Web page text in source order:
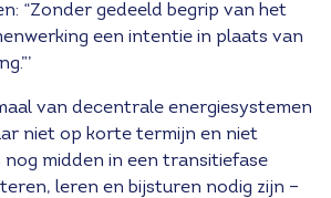
“Zonder gedeeld begrip van het
een intentie in plaats van
van decentrale energiesystemen
niet op korte termijn en niet
nog midden in een transitiefase
leren en bijsturen nodig zijn –